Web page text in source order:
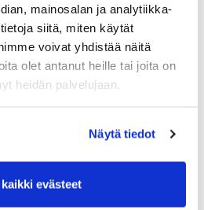
mainosalan ja analytiikka-
siitä, miten käytät
voivat yhdistää näitä
olet antanut heille tai joita on
heidän palvelujaan.
Näytä tiedot
evästeet